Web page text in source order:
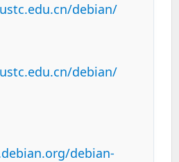
debian/
debian/
debian-